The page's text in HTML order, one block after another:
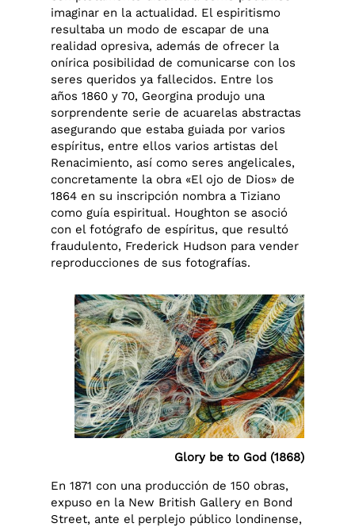
imaginar en la actualidad. El espiritismo
resultaba un modo de escapar de una
realidad opresiva, además de ofrecer la
onírica posibilidad de comunicarse con los
seres queridos ya fallecidos. Entre los
años 1860 y 70, Georgina produjo una
sorprendente serie de acuarelas abstractas
asegurando que estaba guiada por varios
espíritus, entre ellos varios artistas del
Renacimiento, así como seres angelicales,
concretamente la obra «El ojo de Dios» de
1864 en su inscripción nombra a Tiziano
como guía espiritual. Houghton se asoció
con el fotógrafo de espíritus, que resultó
fraudulento, Frederick Hudson para vender
reproducciones de sus fotografías.
Glory be to God (1868)
En 1871 con una producción de 150 obras,
expuso en la New British Gallery en Bond
Street, ante el perplejo público londinense,